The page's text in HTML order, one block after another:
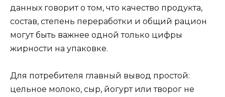
данных говорит о том, что качество продукта,
состав, степень переработки и общий рацион
могут быть важнее одной только цифры
жирности на упаковке.
Для потребителя главный вывод простой:
цельное молоко, сыр, йогурт или творог не